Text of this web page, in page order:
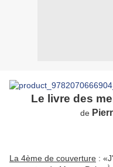
Le livre des
de
La 4ème de couverture :